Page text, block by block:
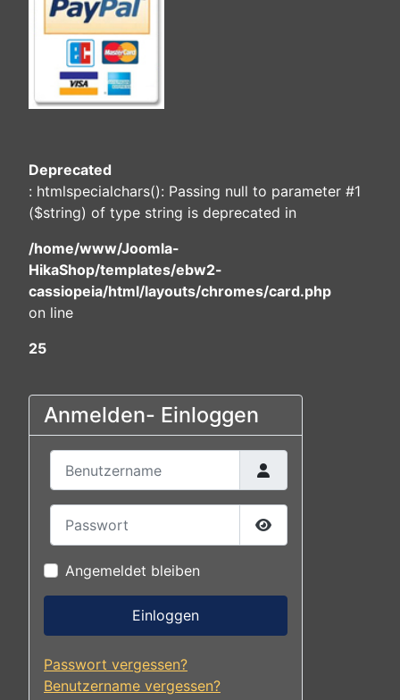
Deprecated
: htmlspecialchars(): Passing null to parameter #1
($string) of type string is deprecated in
/home/www/Joomla-
HikaShop/templates/ebw2-
cassiopeia/html/layouts/chromes/card.php
on line
25
Anmelden- Einloggen
Passwort anzeigen
Angemeldet bleiben
Einloggen
Passwort vergessen?
Benutzername vergessen?